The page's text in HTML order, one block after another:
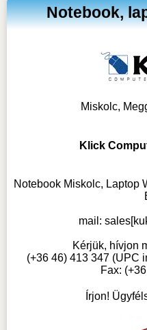
Notebook,
Miskolc,
Klick
Notebook Miskolc, Laptop
mail:
Kérjük, hívjon
(+36 46) 413 347 (UPC
Fax:
Írjon!